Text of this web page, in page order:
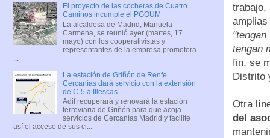
trabajo,
tengan
fin, se
Distrito
Otra
del
El proyecto de las cocheras de Cuatro
Caminos incumple el PGOUM
La alcaldesa de Madrid, Manuela
Carmena, se reunió ayer (martes, 17
mayo) con los cooperativistas y
representantes de la empresa promotora
La estación de Griñón de Renfe
Cercanías dará servicio con la extensión
de C-5 a Illescas
Adif recuperará y renovará la estación
ferroviaria de Griñón para que acoja
servicios de Cercanías Madrid y facilite
así el acceso de sus ci...